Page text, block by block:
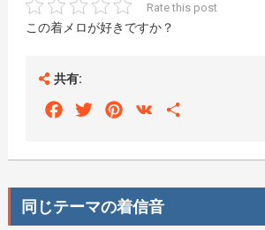
Rate this post
この着メロが好きですか？
共有:
FacebookTwitterPinterest
VK
同じテーマの着信音